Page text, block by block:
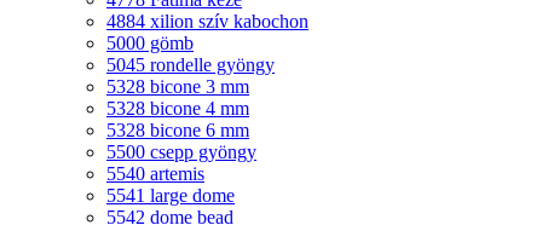
4884 xilion szív kabochon
5000 gömb
5045 rondelle gyöngy
5328 bicone 3 mm
5328 bicone 4 mm
5328 bicone 6 mm
5500 csepp gyöngy
5540 artemis
5541 large dome
5542 dome bead